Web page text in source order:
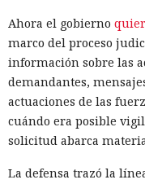
herramientas con
de seguridad) para
significativas.
Ahora el gobierno
marco del proceso
información sobre las
demandantes,
actuaciones de las
cuándo era posible
solicitud abarca
La defensa trazó la